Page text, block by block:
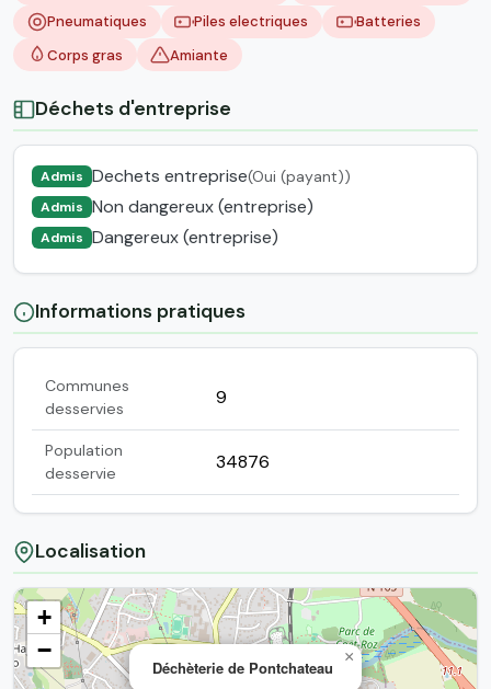
Pneumatiques
Piles electriques
Batteries
Corps gras
Amiante
Déchets d'entreprise
Admis Dechets entreprise(Oui (payant))
Admis Non dangereux (entreprise)
Admis Dangereux (entreprise)
Informations pratiques
Communes
desservies
9
Population
desservie
34876
Localisation
Déchèterie de Pontchateau
×
+
−